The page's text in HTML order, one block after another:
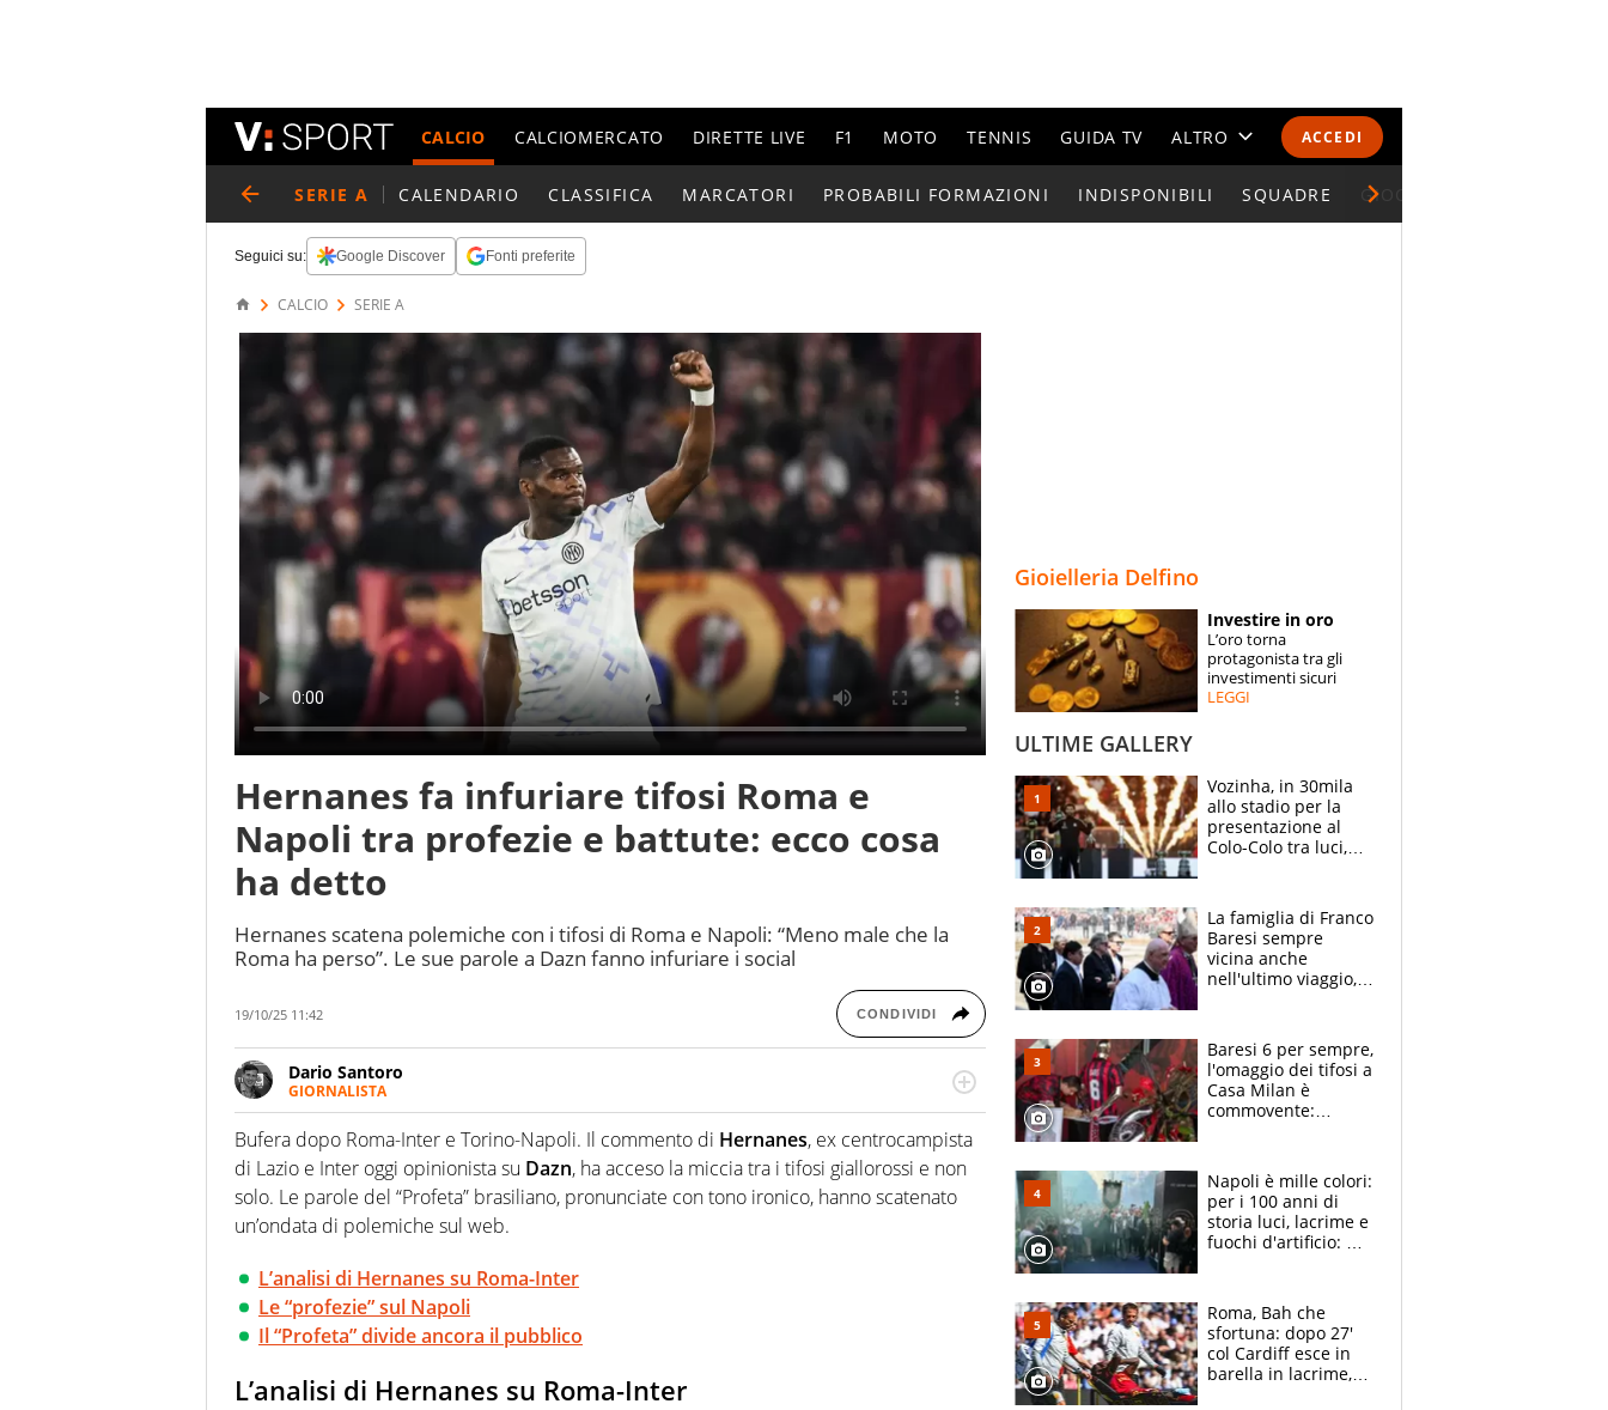
ACCEDI
CALCIO CALCIOMERCATO DIRETTE LIVE F1 MOTO TENNIS GUIDA TV ALTRO
CALENDARI E CLASSIFICHE
ESPERTI
CONTATTI
SERIE A CALENDARIO CLASSIFICA MARCATORI PROBABILI FORMAZIONI INDISPONIBILI SQUADRE GIOCATORI SERIE A
Seguici su: Google Discover Fonti preferite
CALCIO SERIE A
Hernanes fa infuriare tifosi Roma e
Napoli tra profezie e battute: ecco cosa
ha detto
Hernanes scatena polemiche con i tifosi di Roma e Napoli: “Meno male che la
Roma ha perso”. Le sue parole a Dazn fanno infuriare i social
19/10/25 11:42 CONDIVIDI
Dario Santoro
GIORNALISTA
Scrive, commenta, racconta lo sport in tutte le sfaccettature. Tocca l'apice quando ha
modo di concentrarsi sulle interviste ai grandi protagonisti
Bufera dopo Roma-Inter e Torino-Napoli. Il commento di Hernanes, ex centrocampista
di Lazio e Inter oggi opinionista su Dazn, ha acceso la miccia tra i tifosi giallorossi e non
solo. Le parole del “Profeta” brasiliano, pronunciate con tono ironico, hanno scatenato
un’ondata di polemiche sul web.
L’analisi di Hernanes su Roma-Inter
Le “profezie” sul Napoli
Il “Profeta” divide ancora il pubblico
L’analisi di Hernanes su Roma-Inter
Gioielleria Delfino
Investire in oro
L’oro torna
protagonista tra gli
investimenti sicuri
LEGGI
ULTIME GALLERY
Vozinha, in 30mila
allo stadio per la
presentazione al
Colo-Colo tra luci,
La famiglia di Franco
Baresi sempre
vicina anche
nell'ultimo viaggio,
circondati
dall'affetto dei tifosi
Baresi 6 per sempre,
l'omaggio dei tifosi a
Casa Milan è
commovente:
bigliettini
Napoli è mille colori:
per i 100 anni di
storia luci, lacrime e
fuochi d'artificio: De
Roma, Bah che
sfortuna: dopo 27'
col Cardiff esce in
barella in lacrime,